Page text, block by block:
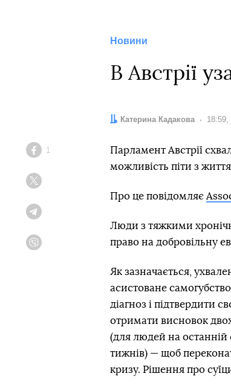
Новини
В Австрії
Автор:
Катерина Кадакова Дата:
18:59,
Facebook
1
Парламент Австрії
можливість піти з
Про це повідомляє
Люди з тяжкими
право на добровільну
Як зазначається,
асистоване
діагноз і підтвердити
отримати висновок
(для людей на останній
тижнів) — щоб
кризу. Рішення про